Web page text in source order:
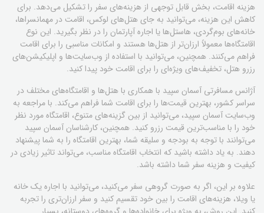
هزینه اقامت، بخش قابل توجهی از هزینه‌های سفر را تشکیل می‌دهد. برای
کاهش این هزینه، می‌توانید به جای هتل‌های لوکس، اقامت در مهمانسراها،
خانه‌های بوم‌گردی، هاستل‌ها یا اجاره آپارتمان را در نظر بگیرید. این نوع
اقامتگاه‌ها معمولاً ارزان‌تر از هتل‌ها هستند و امکانات مناسبی را برای اقامت
فراهم می‌کنند. همچنین، می‌توانید با استفاده از وب‌سایت‌ها و اپلیکیشن‌های
رزرو هتل، تخفیف‌های ویژه‌ای را برای اقامت خود پیدا کنید.
آژانس مسافرتی آسمان سپید با همکاری با هتل‌ها و اقامتگاه‌های مختلف در
سراسر کشور، بهترین قیمت‌ها را برای اقامت شما فراهم می‌کند. با مراجعه به
وب‌سایت آسمان سپید، می‌توانید از بین گزینه‌های متنوع، اقامتگاه مورد نظر
خود را با مناسب‌ترین قیمت رزرو کنید. همچنین، کارشناسان آسمان سپید
می‌توانند با توجه به بودجه و سلیقه شما، بهترین اقامتگاه را به شما پیشنهاد
دهند. به یاد داشته باشید که انتخاب اقامتگاه مناسب، می‌تواند تاثیر زیادی در
کیفیت و هزینه سفر شما داشته باشد.
علاوه بر این، اگر به صورت گروهی سفر می‌کنید، می‌توانید با اجاره یک خانه
یا ویلا، هزینه‌های اقامت را بین خود تقسیم کنید و سفر ارزان‌تری را تجربه